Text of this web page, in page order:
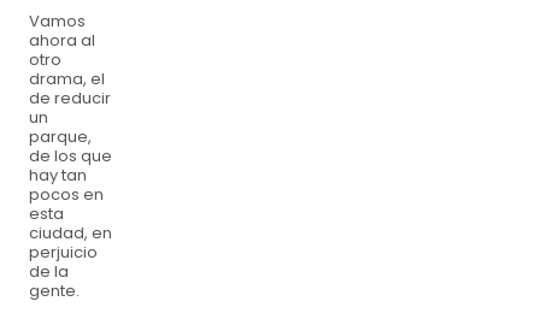
Vamos
ahora al
otro
drama, el
de reducir
un
parque,
de los que
hay tan
pocos en
esta
ciudad, en
perjuicio
de la
gente.